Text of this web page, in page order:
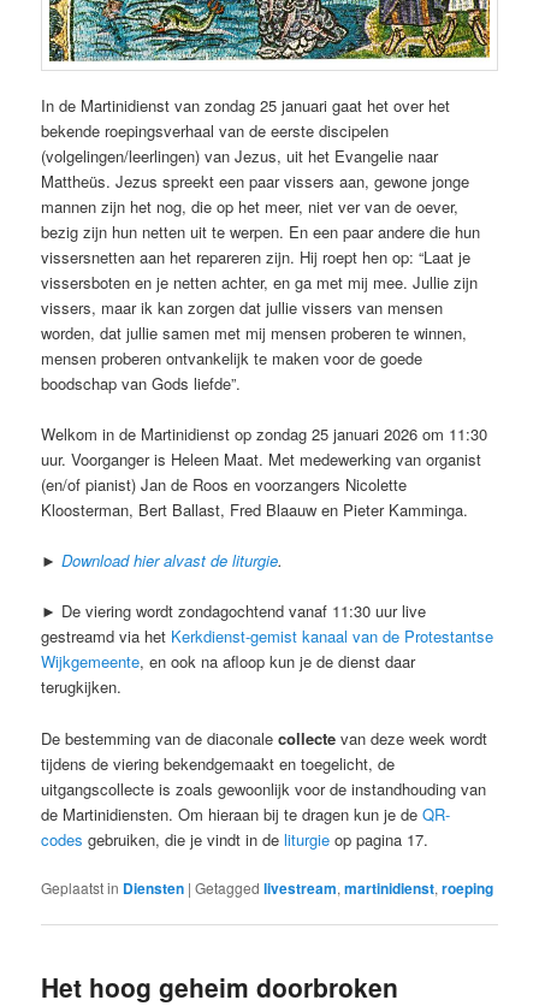
In de Martinidienst van zondag 25 januari gaat het over het
bekende roepingsverhaal van de eerste discipelen
(volgelingen/leerlingen) van Jezus, uit het Evangelie naar
Mattheüs. Jezus spreekt een paar vissers aan, gewone jonge
mannen zijn het nog, die op het meer, niet ver van de oever,
bezig zijn hun netten uit te werpen. En een paar andere die hun
vissersnetten aan het repareren zijn. Hij roept hen op: “Laat je
vissersboten en je netten achter, en ga met mij mee. Jullie zijn
vissers, maar ik kan zorgen dat jullie vissers van mensen
worden, dat jullie samen met mij mensen proberen te winnen,
mensen proberen ontvankelijk te maken voor de goede
boodschap van Gods liefde”.
Welkom in de Martinidienst op zondag 25 januari 2026 om 11:30
uur. Voorganger is Heleen Maat. Met medewerking van organist
(en/of pianist) Jan de Roos en voorzangers Nicolette
Kloosterman, Bert Ballast, Fred Blaauw en Pieter Kamminga.
►Download hier alvast de liturgie.
► De viering wordt zondagochtend vanaf 11:30 uur live
gestreamd via het Kerkdienst-gemist kanaal van de Protestantse
Wijkgemeente, en ook na afloop kun je de dienst daar
terugkijken.
De bestemming van de diaconalecollecte van deze week wordt
tijdens de viering bekendgemaakt en toegelicht, de
uitgangscollecte is zoals gewoonlijk voor de instandhouding van
de Martinidiensten. Om hieraan bij te dragen kun je deQR-
codes gebruiken, die je vindt in deliturgie op pagina 17.
Geplaatst in Diensten |Getagged livestream,martinidienst,roeping
Het hoog geheim doorbroken